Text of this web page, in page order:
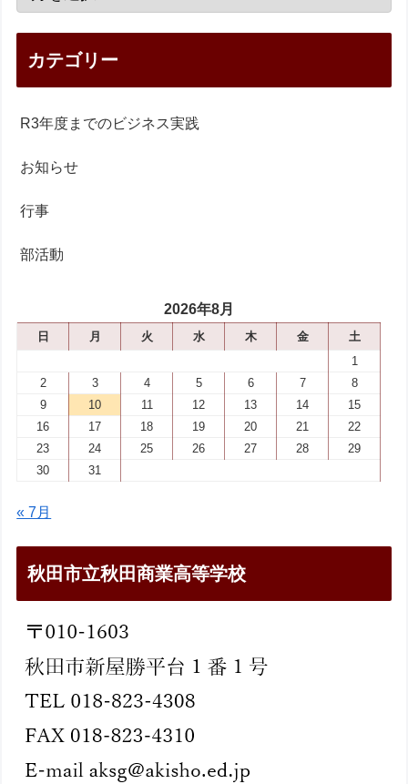
カテゴリー
R3年度までのビジネス実践
お知らせ
行事
部活動
2026年8月
日 月 火 水 木 金
土
1
2
3 4 5 6 7
8
9
10 11 12 13 14
15
16
17 18 19 20 21
22
23
24 25 26 27 28
29
30
31
« 7月
秋田市立秋田商業高等学校